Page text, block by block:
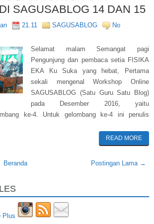
SAGUSABLOG 14 DAN 15
21.11 SAGUSABLOG
No
Selamat malam Semangat pagi
Pengunjung dan pembaca setia FISIKA
EKA Ku Suka yang hebat, Pertama
sekali mengenal Workshop Online
SAGUSABLOG (Satu Guru Satu Blog)
pada Desember 2016, yaitu
ke-4. Untuk gelombang ke-4 ini penulis
READ MORE
Postingan Lama →
Beranda